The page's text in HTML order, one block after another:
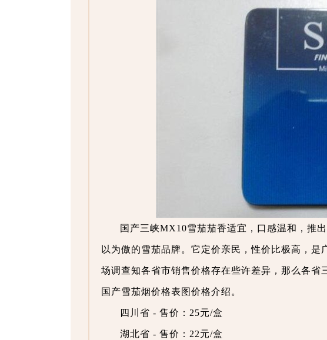
国产三峡MX10雪茄茄香适宜，口感温和，推
以为傲的雪茄品牌。它定价亲民，性价比极高，
场调查知各省市销售价格存在些许差异，那么各
国产雪茄烟价格表图价格介绍。
四川省 - 售价：25元/盒
湖北省 - 售价：22元/盒